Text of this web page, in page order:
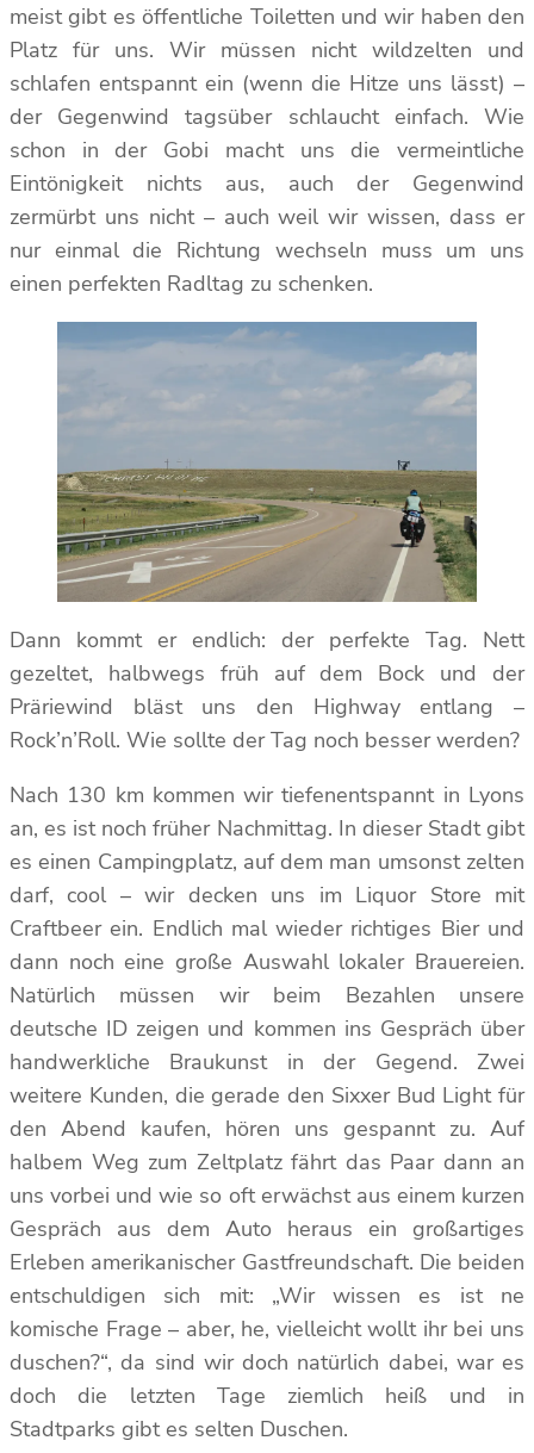
meist gibt es öffentliche Toiletten und wir haben den
Platz für uns. Wir müssen nicht wildzelten und
schlafen entspannt ein (wenn die Hitze uns lässt) –
der Gegenwind tagsüber schlaucht einfach. Wie
schon in der Gobi macht uns die vermeintliche
Eintönigkeit nichts aus, auch der Gegenwind
zermürbt uns nicht – auch weil wir wissen, dass er
nur einmal die Richtung wechseln muss um uns
einen perfekten Radltag zu schenken.
Dann kommt er endlich: der perfekte Tag. Nett
gezeltet, halbwegs früh auf dem Bock und der
Präriewind bläst uns den Highway entlang –
Rock’n’Roll. Wie sollte der Tag noch besser werden?
Nach 130 km kommen wir tiefenentspannt in Lyons
an, es ist noch früher Nachmittag. In dieser Stadt gibt
es einen Campingplatz, auf dem man umsonst zelten
darf, cool – wir decken uns im Liquor Store mit
Craftbeer ein. Endlich mal wieder richtiges Bier und
dann noch eine große Auswahl lokaler Brauereien.
Natürlich müssen wir beim Bezahlen unsere
deutsche ID zeigen und kommen ins Gespräch über
handwerkliche Braukunst in der Gegend. Zwei
weitere Kunden, die gerade den Sixxer Bud Light für
den Abend kaufen, hören uns gespannt zu. Auf
halbem Weg zum Zeltplatz fährt das Paar dann an
uns vorbei und wie so oft erwächst aus einem kurzen
Gespräch aus dem Auto heraus ein großartiges
Erleben amerikanischer Gastfreundschaft. Die beiden
entschuldigen sich mit: „Wir wissen es ist ne
komische Frage – aber, he, vielleicht wollt ihr bei uns
duschen?“, da sind wir doch natürlich dabei, war es
doch die letzten Tage ziemlich heiß und in
Stadtparks gibt es selten Duschen.